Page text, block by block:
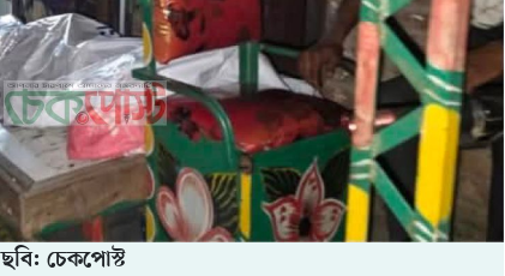
ছবি: চেকপোস্ট